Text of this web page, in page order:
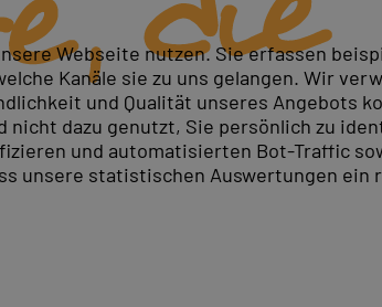
Webseite nutzen. Sie erfassen
Kanäle sie zu uns gelangen. Wir
und Qualität unseres Angebots
dazu genutzt, Sie persönlich zu
und automatisierten Bot-Traffic
unsere statistischen Auswertungen